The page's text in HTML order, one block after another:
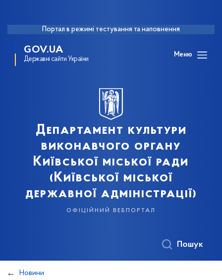
Портал в режимі тестування та наповнення
GOV.UA
Державні сайти України
Меню
Департамент культури
виконавчого органу
Київської міської ради
(Київської міської
державної адміністрації)
офіційний вебпортал
Пошук
Новини